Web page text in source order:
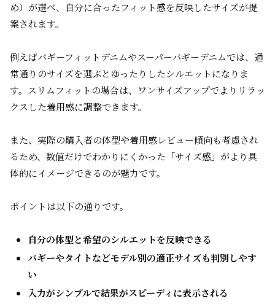
め）が選べ、自分に合ったフィット感を反映したサイズが提
案されます。
例えばバギーフィットデニムやスーパーバギーデニムでは、通
常通りのサイズを選ぶとゆったりしたシルエットになりま
す。スリムフィットの場合は、ワンサイズアップでよりリラッ
クスした着用感に調整できます。
また、実際の購入者の体型や着用感レビュー傾向も考慮され
るため、数値だけでわかりにくかった「サイズ感」がより具
体的にイメージできるのが魅力です。
ポイントは以下の通りです。
自分の体型と希望のシルエットを反映できる
バギーやタイトなどモデル別の適正サイズも判別しやす
い
入力がシンプルで結果がスピーディに表示される